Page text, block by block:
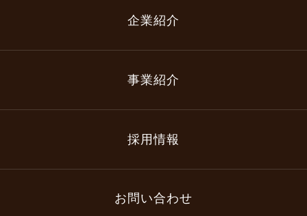
企業紹介
事業紹介
採用情報
お問い合わせ